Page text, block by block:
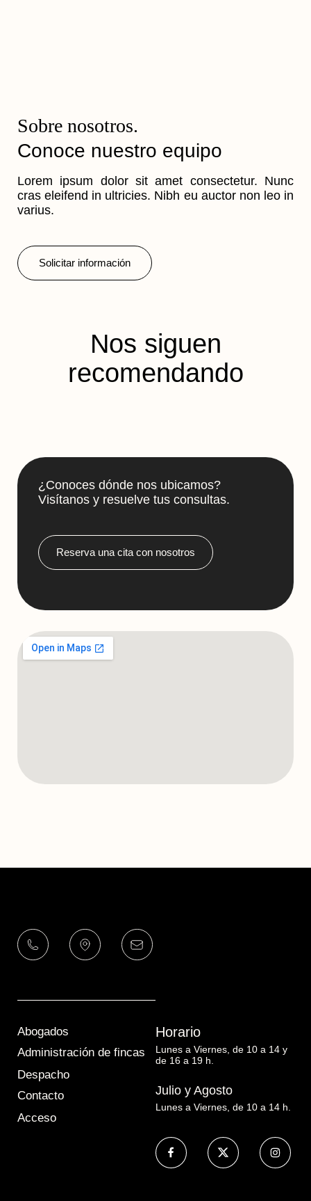
Sobre nosotros.
Conoce nuestro equipo
Lorem ipsum dolor sit amet consectetur. Nunc
cras eleifend in ultricies. Nibh eu auctor non leo in
varius.
Solicitar información
Nos siguen
recomendando
¿Conoces dónde nos ubicamos?
Visítanos y resuelve tus consultas.
Reserva una cita con nosotros
Abogados
Administración de fincas
Despacho
Contacto
Acceso
Horario
Lunes a Viernes, de 10 a 14 y
de 16 a 19 h.
Julio y Agosto
Lunes a Viernes, de 10 a 14 h.